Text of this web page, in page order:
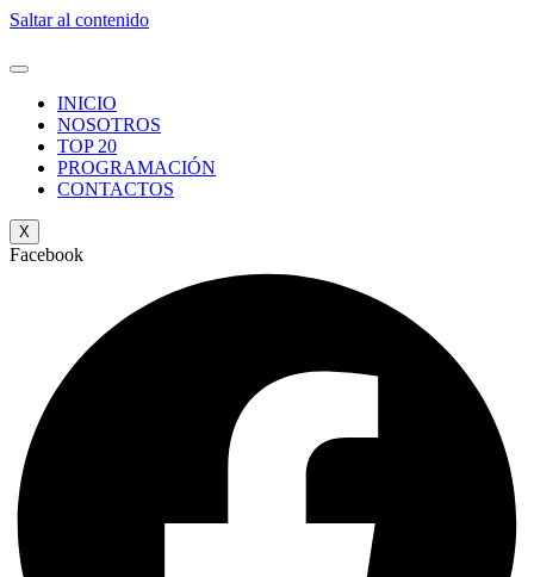
Saltar al contenido
INICIO
NOSOTROS
TOP 20
PROGRAMACIÓN
CONTACTOS
X
Facebook